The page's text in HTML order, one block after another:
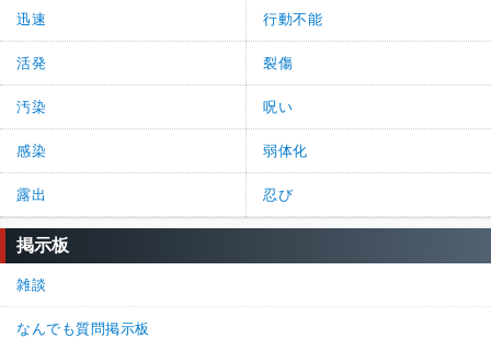
迅速 行動不能
活発 裂傷
汚染 呪い
感染 弱体化
露出 忍び
掲示板
雑談
なんでも質問掲示板